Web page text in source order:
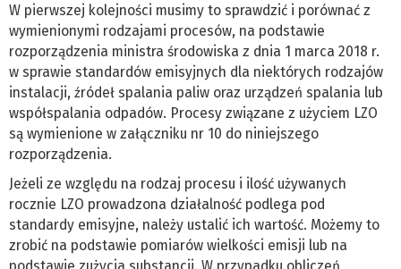
W pierwszej kolejności musimy to sprawdzić i porównać z
wymienionymi rodzajami procesów, na podstawie
rozporządzenia ministra środowiska z dnia 1 marca 2018 r.
w sprawie standardów emisyjnych dla niektórych rodzajów
instalacji, źródeł spalania paliw oraz urządzeń spalania lub
współspalania odpadów. Procesy związane z użyciem LZO
są wymienione w załączniku nr 10 do niniejszego
rozporządzenia.
Jeżeli ze względu na rodzaj procesu i ilość używanych
rocznie LZO prowadzona działalność podlega pod
standardy emisyjne, należy ustalić ich wartość. Możemy to
zrobić na podstawie pomiarów wielkości emisji lub na